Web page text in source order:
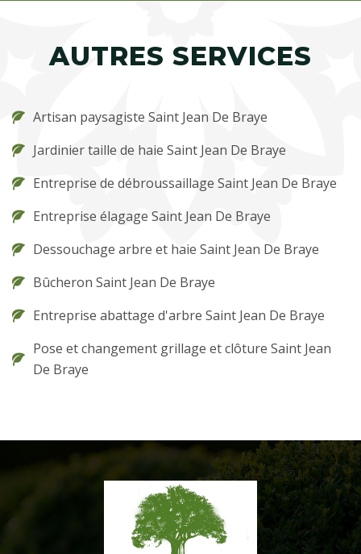
AUTRES SERVICES
Artisan paysagiste Saint Jean De Braye
Jardinier taille de haie Saint Jean De Braye
Entreprise de débroussaillage Saint Jean De Braye
Entreprise élagage Saint Jean De Braye
Dessouchage arbre et haie Saint Jean De Braye
Bûcheron Saint Jean De Braye
Entreprise abattage d'arbre Saint Jean De Braye
Pose et changement grillage et clôture Saint Jean
De Braye